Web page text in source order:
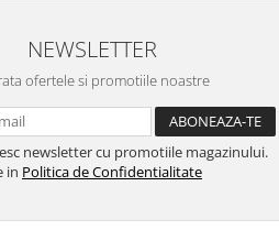
NEWSLETTER
ofertele si promotiile noastre
newsletter cu promotiile magazinului.
in Politica de Confidentialitate